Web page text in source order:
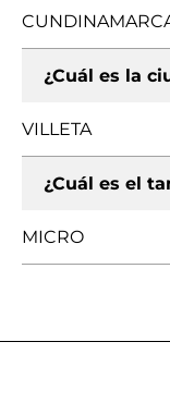
¿Cuál es la
VILLETA
¿Cuál es el
MICRO